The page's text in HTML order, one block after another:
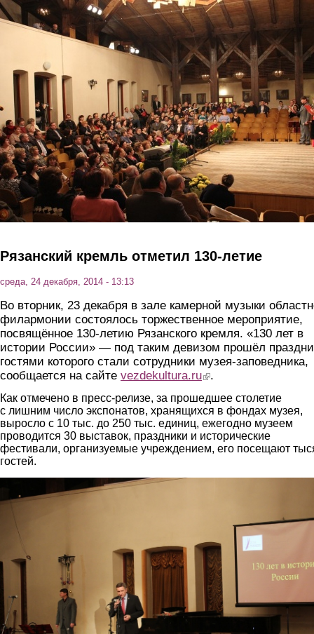
Перейти к основному содержанию
Рязанский кремль отметил 130-летие
среда, 24 декабря, 2014 - 13:13
Во вторник, 23 декабря в зале камерной музыки
филармонии состоялось торжественное мероприятие,
посвящённое 130-летию Рязанского кремля. «130 лет в
истории России» — под таким девизом прошёл
гостями которого стали сотрудники музея-заповедника,
сообщается на сайте vezdekultura.ru(link is external)
.
Как отмечено в пресс-релизе, за прошедшее столетие
с лишним число экспонатов, хранящихся в фондах музея,
выросло с 10 тыс. до 250 тыс. единиц, ежегодно музеем
проводится 30 выставок, праздники и исторические
фестивали, организуемые учреждением, его посещают
гостей.